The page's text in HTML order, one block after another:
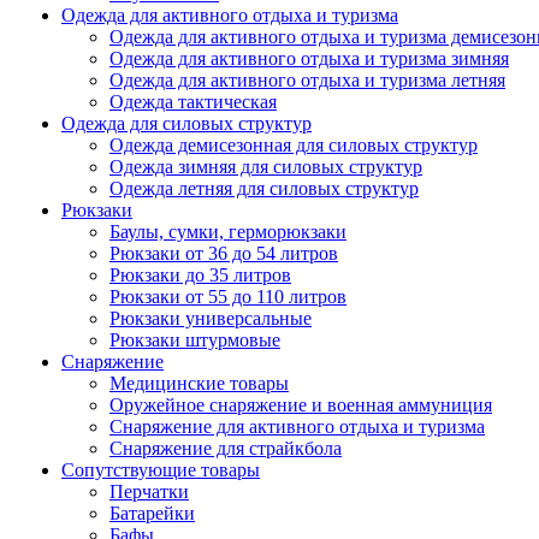
Одежда для активного отдыха и туризма
Одежда для активного отдыха и туризма
Одежда для активного отдыха и туризма зимняя
Одежда для активного отдыха и туризма летняя
Одежда тактическая
Одежда для силовых структур
Одежда демисезонная для силовых структур
Одежда зимняя для силовых структур
Одежда летняя для силовых структур
Рюкзаки
Баулы, сумки, герморюкзаки
Рюкзаки от 36 до 54 литров
Рюкзаки до 35 литров
Рюкзаки от 55 до 110 литров
Рюкзаки универсальные
Рюкзаки штурмовые
Снаряжение
Медицинские товары
Оружейное снаряжение и военная аммуниция
Снаряжение для активного отдыха и туризма
Снаряжение для страйкбола
Сопутствующие товары
Перчатки
Батарейки
Бафы